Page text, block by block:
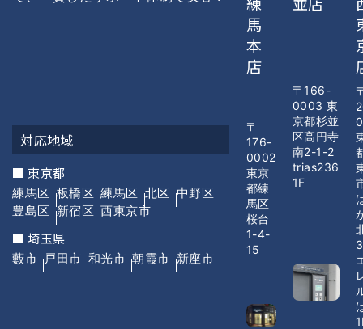
対応地域
■ 東京都
練馬区 板橋区 練馬区 北区 中野区
豊島区 新宿区 西東京市
■ 埼玉県
藪市 戸田市 和光市 朝霞市 新座市
馬
本
店
〒
176-
0002
東京
都練
馬区
桜台
1-4-
15
〒166-
0003 東
京都杉並
区高円寺
南2-1-2
trias236
1F